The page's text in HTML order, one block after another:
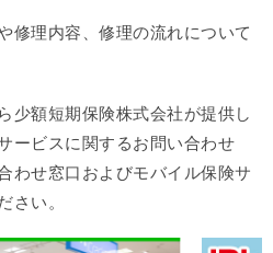
修理内容、修理の流れについて
少額短期保険株式会社が提供し
ービスに関するお問い合わせ
わせ窓口およびモバイル保険サ
い。